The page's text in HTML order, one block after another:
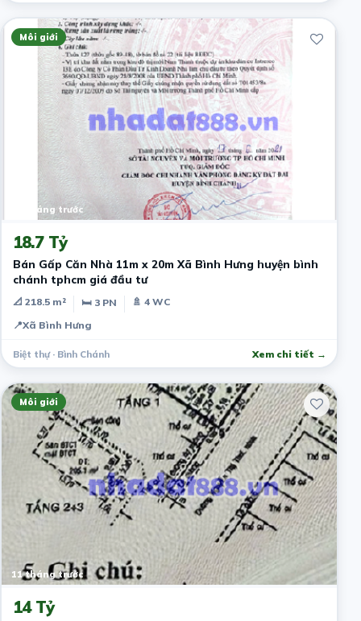
Môi giới
10 tháng trước
18.7 Tỷ
Bán Gấp Căn Nhà 11m x 20m Xã Bình Hưng huyện bình
chánh tphcm giá đầu tư
📐 218.5 m² 🛏 3 PN
🚿 4 WC
📍Xã Bình Hưng
Biệt thự · Bình Chánh Xem chi tiết →
Môi giới
11 tháng trước
14 Tỷ